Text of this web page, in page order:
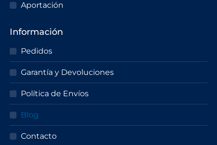
Aportación
Información
Pedidos
Garantía y Devoluciones
Política de Envíos
Blog
Contacto